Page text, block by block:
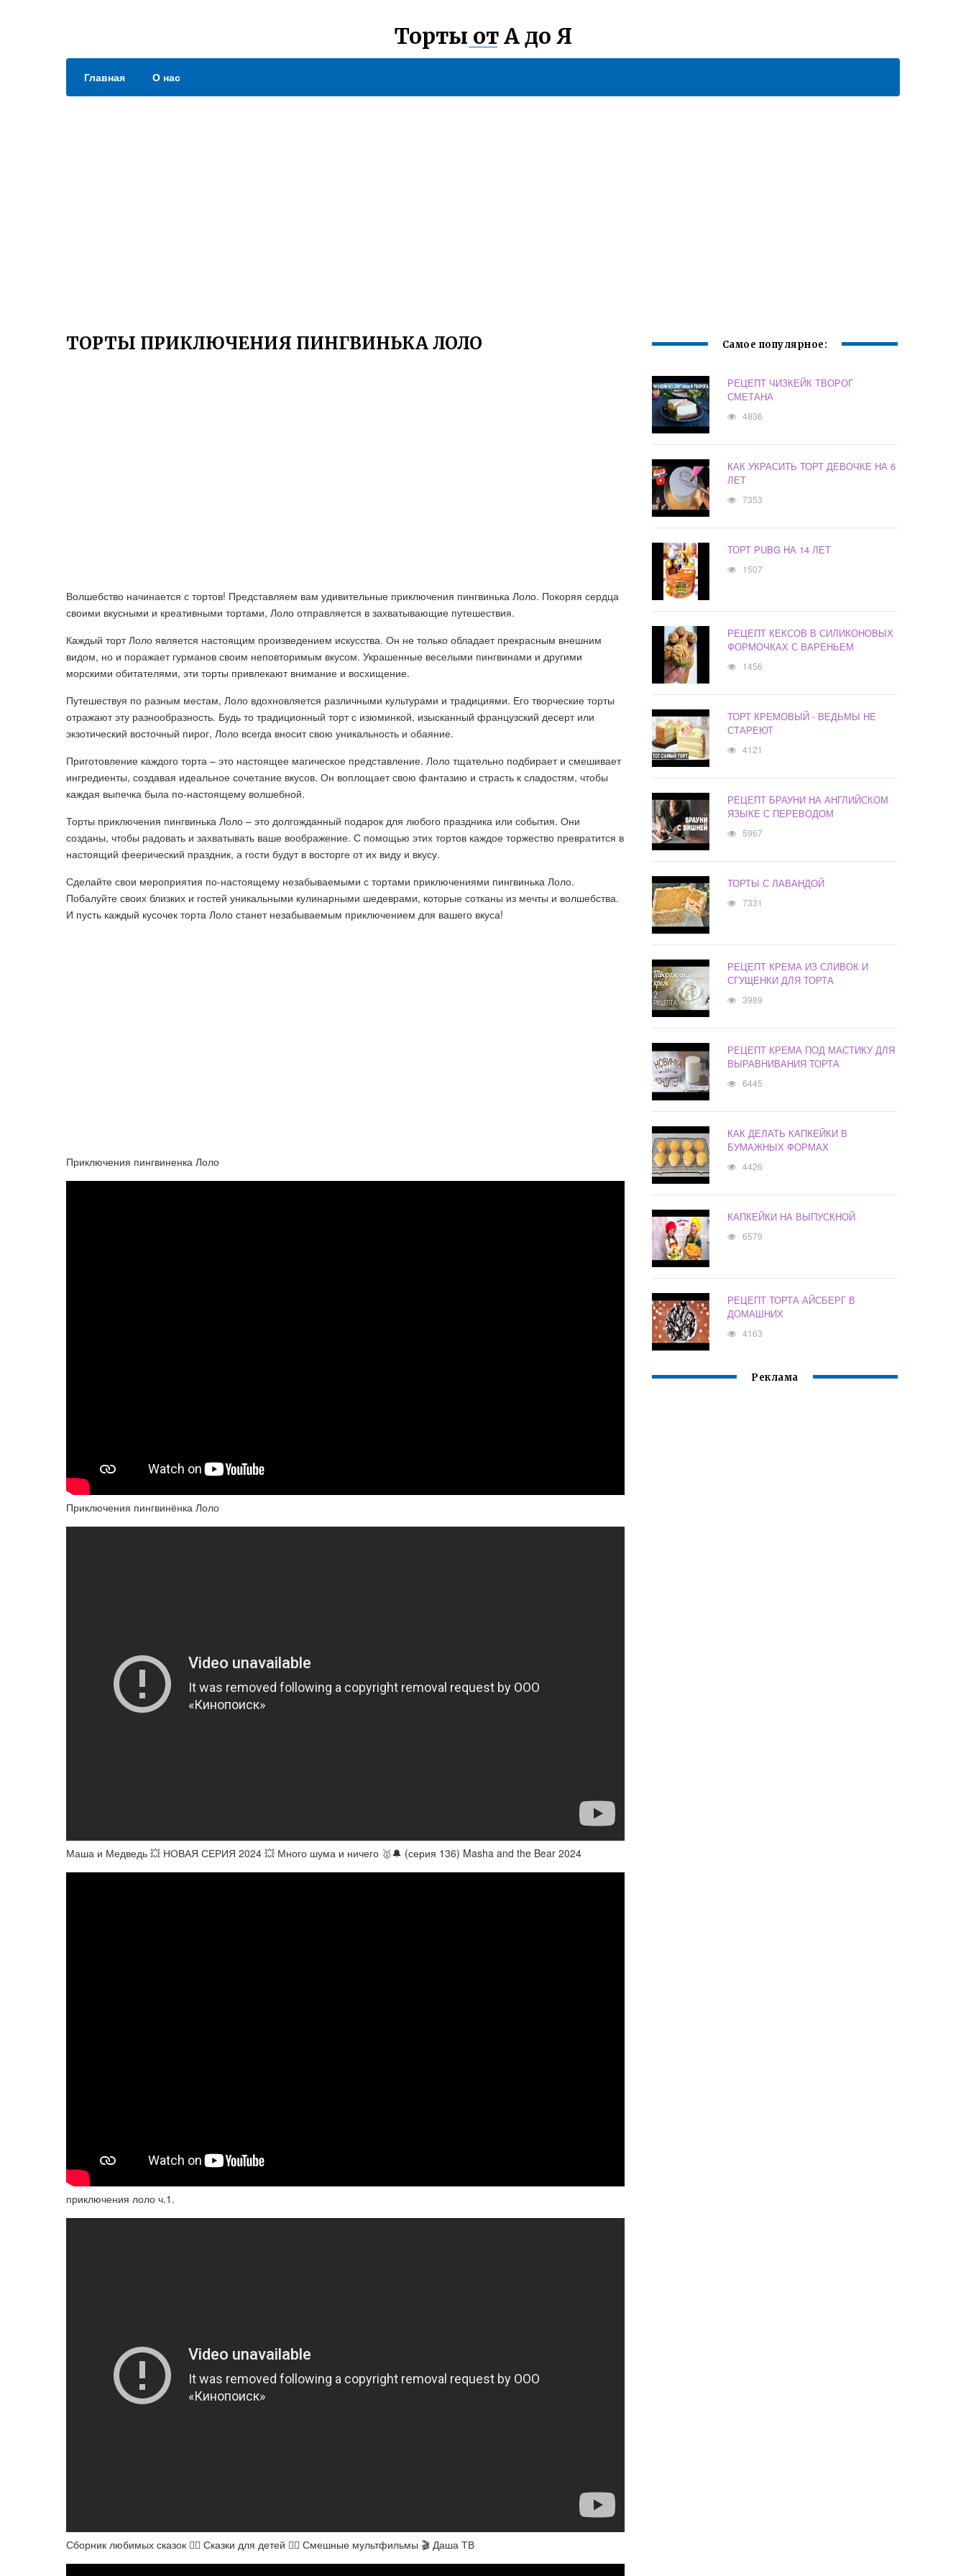
Торты от А до Я
Главная О нас
ТОРТЫ ПРИКЛЮЧЕНИЯ ПИНГВИНЬКА ЛОЛО
Волшебство начинается с тортов! Представляем вам удивительные приключения пингвинька Лоло. Покоряя сердца
своими вкусными и креативными тортами, Лоло отправляется в захватывающие путешествия.
Каждый торт Лоло является настоящим произведением искусства. Он не только обладает прекрасным внешним
видом, но и поражает гурманов своим неповторимым вкусом. Украшенные веселыми пингвинами и другими
морскими обитателями, эти торты привлекают внимание и восхищение.
Путешествуя по разным местам, Лоло вдохновляется различными культурами и традициями. Его творческие торты
отражают эту разнообразность. Будь то традиционный торт с изюминкой, изысканный французский десерт или
экзотический восточный пирог, Лоло всегда вносит свою уникальность и обаяние.
Приготовление каждого торта – это настоящее магическое представление. Лоло тщательно подбирает и смешивает
ингредиенты, создавая идеальное сочетание вкусов. Он воплощает свою фантазию и страсть к сладостям, чтобы
каждая выпечка была по-настоящему волшебной.
Торты приключения пингвинька Лоло – это долгожданный подарок для любого праздника или события. Они
созданы, чтобы радовать и захватывать ваше воображение. С помощью этих тортов каждое торжество превратится в
настоящий феерический праздник, а гости будут в восторге от их виду и вкусу.
Сделайте свои мероприятия по-настоящему незабываемыми с тортами приключениями пингвинька Лоло.
Побалуйте своих близких и гостей уникальными кулинарными шедеврами, которые сотканы из мечты и волшебства.
И пусть каждый кусочек торта Лоло станет незабываемым приключением для вашего вкуса!
Приключения пингвиненка Лоло
Приключения пингвинёнка Лоло
Маша и Медведь 💥 НОВАЯ СЕРИЯ 2024 💥 Много шума и ничего 🥇🔔 (серия 136) Masha and the Bear 2024
приключения лоло ч.1.
Сборник любимых сказок 👱‍♀️ Сказки для детей 👱‍♀️ Смешные мультфильмы 🎬 Даша ТВ
Самое популярное:
РЕЦЕПТ ЧИЗКЕЙК ТВОРОГ
СМЕТАНА
4836
КАК УКРАСИТЬ ТОРТ ДЕВОЧКЕ НА 6
ЛЕТ
7353
ТОРТ PUBG НА 14 ЛЕТ
1507
РЕЦЕПТ КЕКСОВ В СИЛИКОНОВЫХ
ФОРМОЧКАХ С ВАРЕНЬЕМ
1456
ТОРТ КРЕМОВЫЙ - ВЕДЬМЫ НЕ
СТАРЕЮТ
4121
РЕЦЕПТ БРАУНИ НА АНГЛИЙСКОМ
ЯЗЫКЕ С ПЕРЕВОДОМ
5967
ТОРТЫ С ЛАВАНДОЙ
7331
РЕЦЕПТ КРЕМА ИЗ СЛИВОК И
СГУЩЕНКИ ДЛЯ ТОРТА
3989
РЕЦЕПТ КРЕМА ПОД МАСТИКУ ДЛЯ
ВЫРАВНИВАНИЯ ТОРТА
6445
КАК ДЕЛАТЬ КАПКЕЙКИ В
БУМАЖНЫХ ФОРМАХ
4426
КАПКЕЙКИ НА ВЫПУСКНОЙ
6579
РЕЦЕПТ ТОРТА АЙСБЕРГ В
ДОМАШНИХ
4163
Реклама